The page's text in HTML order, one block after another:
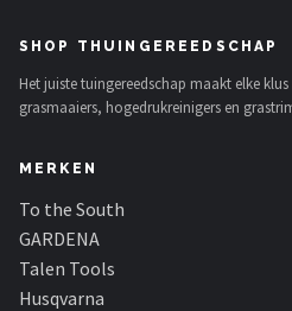
SHOP THUINGEREEDSCHAP
Het juiste tuingereedschap maakt elke
grasmaaiers, hogedrukreinigers en
MERKEN
To the South
GARDENA
Talen Tools
Husqvarna